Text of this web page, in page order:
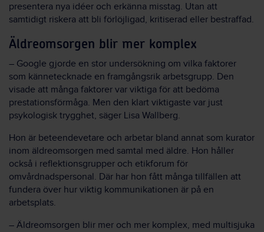
presentera nya idéer och erkänna misstag. Utan att
samtidigt riskera att bli förlöjligad, kritiserad eller bestraffad.
Äldreomsorgen blir mer komplex
– Google gjorde en stor undersökning om vilka faktorer
som kännetecknade en framgångsrik arbetsgrupp. Den
visade att många faktorer var viktiga för att bedöma
prestationsförmåga. Men den klart viktigaste var just
psykologisk trygghet, säger Lisa Wallberg.
Hon är beteendevetare och arbetar bland annat som kurator
inom äldreomsorgen med samtal med äldre. Hon håller
också i reflektionsgrupper och etikforum för
omvårdnadspersonal. Där har hon fått många tillfällen att
fundera över hur viktig kommunikationen är på en
arbetsplats.
– Äldreomsorgen blir mer och mer komplex, med multisjuka